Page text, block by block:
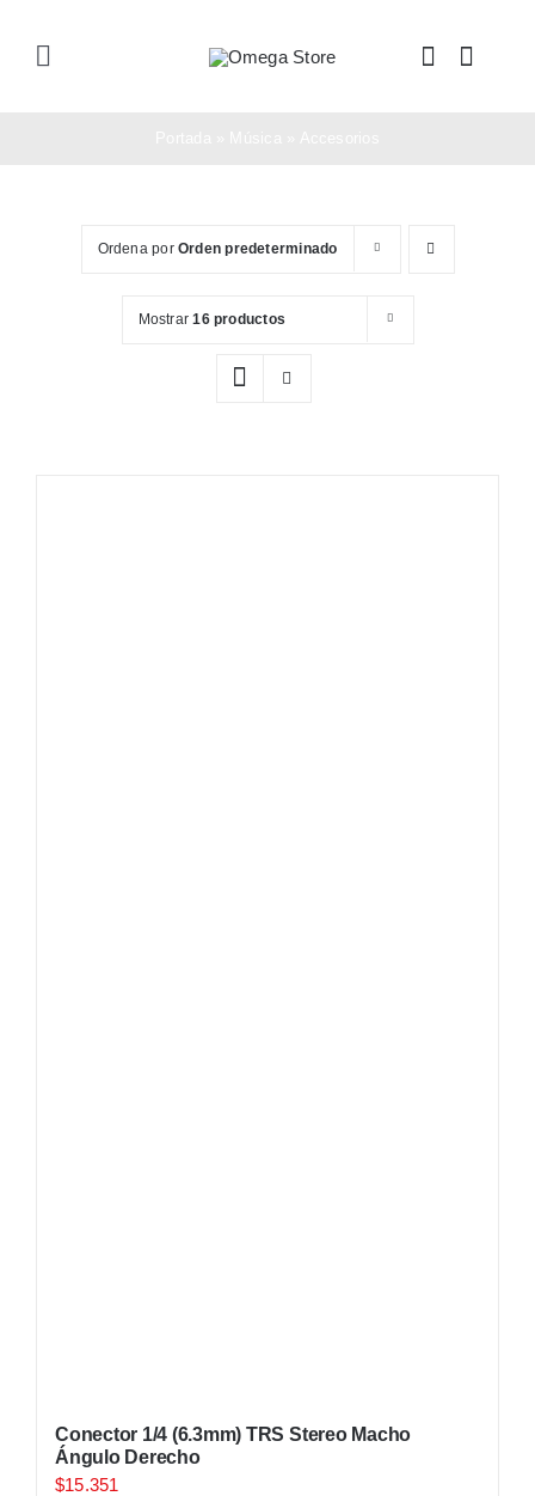
Toggle
Ordena por Orden predeterminado
Mostrar16 productos
Conector 1/4 (6.3mm) TRS Stereo Macho
Ángulo Derecho
$15.351